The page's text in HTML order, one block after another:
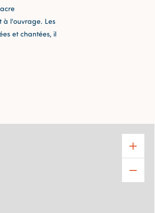
à l'ouvrage. Les
et chantées, il